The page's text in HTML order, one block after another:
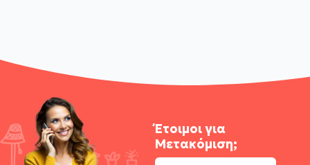
Έτοιμοι για
Μετακόμιση;